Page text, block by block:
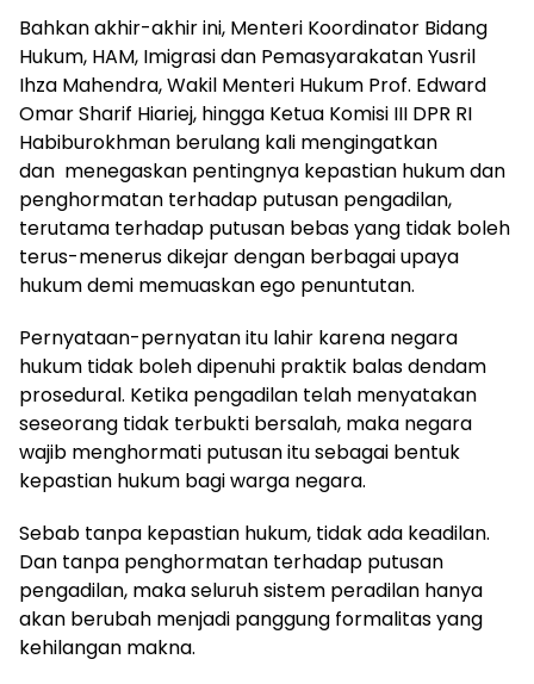
Bahkan akhir-akhir ini, Menteri Koordinator Bidang
Hukum, HAM, Imigrasi dan Pemasyarakatan Yusril
Ihza Mahendra, Wakil Menteri Hukum Prof. Edward
Omar Sharif Hiariej, hingga Ketua Komisi III DPR RI
Habiburokhman berulang kali mengingatkan
dan menegaskan pentingnya kepastian hukum dan
penghormatan terhadap putusan pengadilan,
terutama terhadap putusan bebas yang tidak boleh
terus-menerus dikejar dengan berbagai upaya
hukum demi memuaskan ego penuntutan.
Pernyataan-pernyatan itu lahir karena negara
hukum tidak boleh dipenuhi praktik balas dendam
prosedural. Ketika pengadilan telah menyatakan
seseorang tidak terbukti bersalah, maka negara
wajib menghormati putusan itu sebagai bentuk
kepastian hukum bagi warga negara.
Sebab tanpa kepastian hukum, tidak ada keadilan.
Dan tanpa penghormatan terhadap putusan
pengadilan, maka seluruh sistem peradilan hanya
akan berubah menjadi panggung formalitas yang
kehilangan makna.